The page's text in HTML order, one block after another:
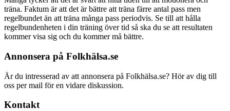
träna. Faktum är att det är bättre att träna färre antal pass men
regelbundet än att träna många pass periodvis. Se till att hålla
regelbundenheten i din träning över tid så ska du se att resultaten
kommer visa sig och du kommer må bättre.
Annonsera på Folkhälsa.se
Är du intresserad av att annonsera på Folkhälsa.se? Hör av dig till
oss per mail för en vidare diskussion.
Kontakt